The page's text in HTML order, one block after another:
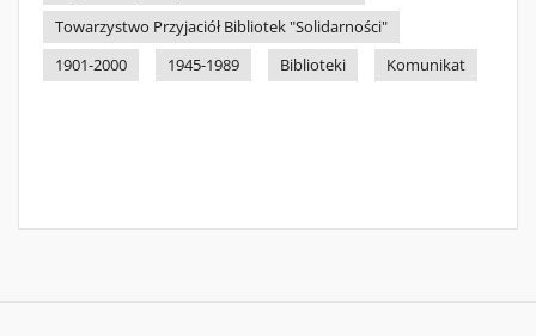
Towarzystwo Przyjaciół Bibliotek "Solidarności"
1901-2000
1945-1989 Biblioteki Komunikat